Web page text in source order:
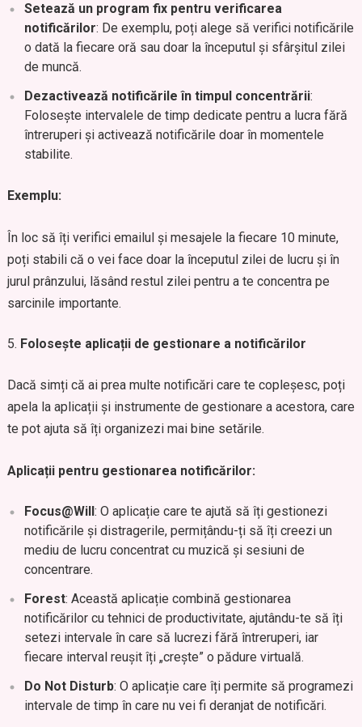
Setează un program fix pentru verificarea
notificărilor: De exemplu, poți alege să verifici notificările
o dată la fiecare oră sau doar la începutul și sfârșitul zilei
de muncă.
Dezactivează notificările în timpul concentrării:
Folosește intervalele de timp dedicate pentru a lucra fără
întreruperi și activează notificările doar în momentele
stabilite.
Exemplu:
În loc să îți verifici emailul și mesajele la fiecare 10 minute,
poți stabili că o vei face doar la începutul zilei de lucru și în
jurul prânzului, lăsând restul zilei pentru a te concentra pe
sarcinile importante.
Folosește aplicații de gestionare a notificărilor
Dacă simți că ai prea multe notificări care te copleșesc, poți
apela la aplicații și instrumente de gestionare a acestora, care
te pot ajuta să îți organizezi mai bine setările.
Aplicații pentru gestionarea notificărilor:
Focus@Will: O aplicație care te ajută să îți gestionezi
notificările și distragerile, permițându-ți să îți creezi un
mediu de lucru concentrat cu muzică și sesiuni de
concentrare.
Forest: Această aplicație combină gestionarea
notificărilor cu tehnici de productivitate, ajutându-te să îți
setezi intervale în care să lucrezi fără întreruperi, iar
fiecare interval reușit îți „crește” o pădure virtuală.
Do Not Disturb: O aplicație care îți permite să programezi
intervale de timp în care nu vei fi deranjat de notificări.